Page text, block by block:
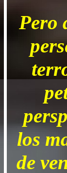
Pero
los
de